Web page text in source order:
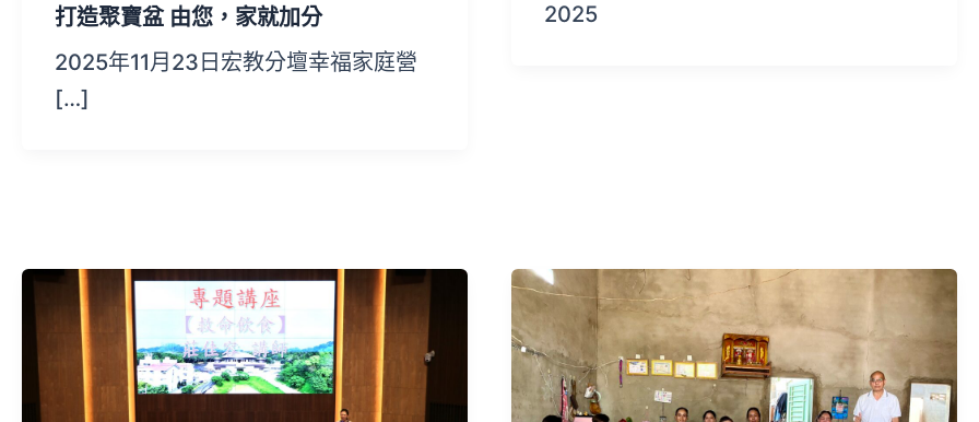
打造聚寶盆 由您，家就加分
2025年11月23日宏教分壇幸福家庭營
[…]
2025